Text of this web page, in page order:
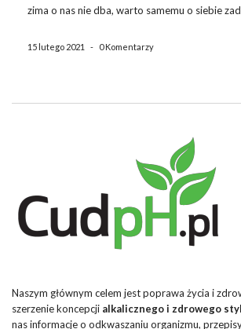
zima o nas nie dba, warto samemu o siebie
witamin, minerałów, antyoksydantów i […]
15 lutego 2021 - 0 Komentarzy
Naszym głównym celem jest poprawa życia i
szerzenie koncepcji alkalicznego i zdrowego
nas informacje o odkwaszaniu organizmu,